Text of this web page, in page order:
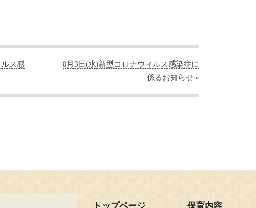
ルス感
8月3日(水)新型コロナウィルス感染症に
係るお知らせ »
トップページ 保育内容